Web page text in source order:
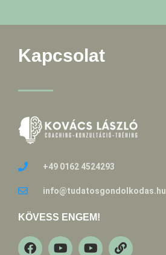
Kapcsolat
+49 0162 4524293
info@tudatosgondolkodas.hu
KÖVESS ENGEM!